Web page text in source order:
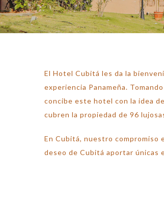
El Hotel Cubitá les da la
experiencia Panameña.
concibe este hotel con la idea
cubren la propiedad de 96
En Cubitá, nuestro compromiso
deseo de Cubitá aportar únicas